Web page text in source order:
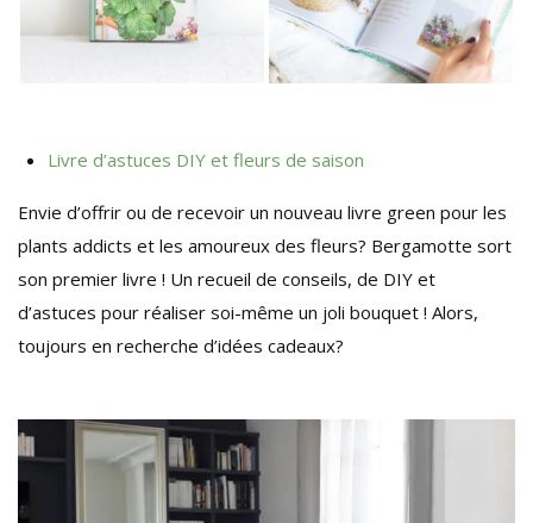
Livre d’astuces DIY et fleurs de saison
Envie d’offrir ou de recevoir un nouveau livre green pour les
plants addicts et les amoureux des fleurs? Bergamotte sort
son premier livre ! Un recueil de conseils, de DIY et
d’astuces pour réaliser soi-même un joli bouquet ! Alors,
toujours en recherche d’idées cadeaux?